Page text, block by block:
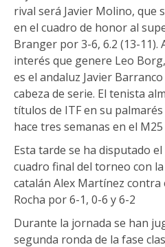
rival será Javier Molino, que
en el cuadro de honor al
Branger por 3-6, 6.2 (13-11).
interés que genere Leo
es el andaluz Javier
cabeza de serie. El tenista
títulos de ITF en su
hace tres semanas en el
Esta tarde se ha disputado
cuadro final del torneo con
catalán Alex Martínez
Rocha por 6-1, 0-6 y 6-2
Durante la jornada se han
segunda ronda de la fase